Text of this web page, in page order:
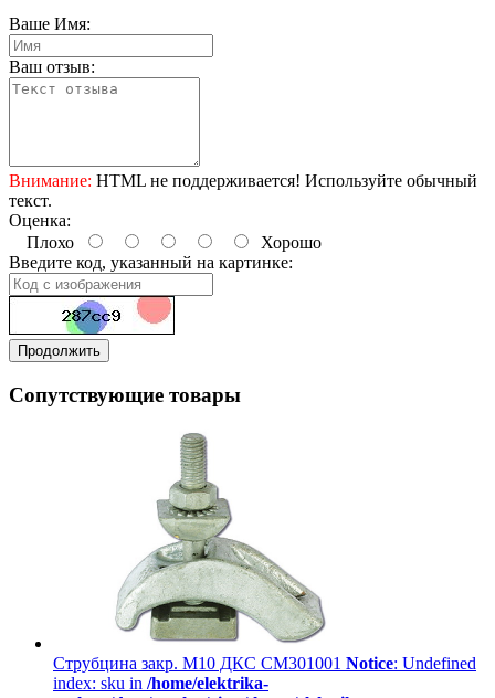
Ваше Имя:
Ваш отзыв:
Внимание: HTML не поддерживается! Используйте обычный
текст.
Оценка:
Плохо
Хорошо
Введите код, указанный на картинке:
Продолжить
Сопутствующие товары
Струбцина закр. М10 ДКС CM301001 Notice: Undefined
index: sku in /home/elektrika-